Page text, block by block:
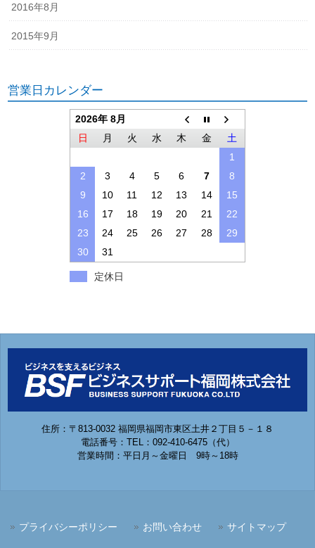
2016年8月
2015年9月
営業日カレンダー
2026年 8月
日
月 火 水 木 金
土
1
2
3 4 5 6 7
8
9
10 11 12 13 14
15
16
17 18 19 20 21
22
23
24 25 26 27 28
29
30
31
定休日
住所：〒813-0032 福岡県福岡市東区土井２丁目５－１８
電話番号：TEL：092-410-6475（代）
営業時間：平日月～金曜日 9時～18時
プライバシーポリシー お問い合わせ サイトマップ